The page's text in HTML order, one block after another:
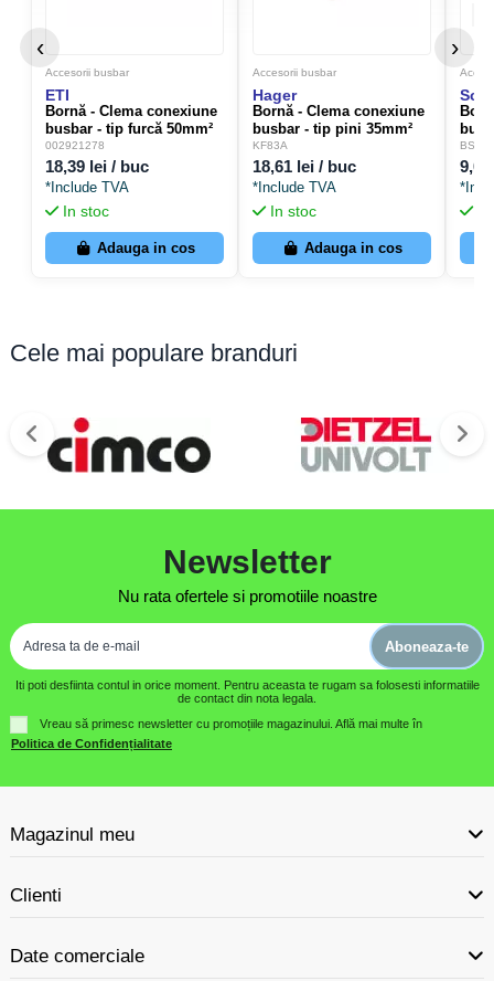
‹
Accesorii busbar
ETI
Bornă - Clema conexiune
busbar - tip furcă 50mm²
ETI 002921278
002921278
18,39 lei / buc
*Include TVA
In stoc
Adauga in cos
Accesorii busbar
Hager
Bornă - Clema conexiune
busbar - tip pini 35mm²
Hager KF83A
KF83A
18,61 lei / buc
*Include TVA
In stoc
Adauga in cos
In
›
Cele mai populare branduri
Newsletter
Nu rata ofertele si promotiile noastre
Aboneaza-te
Iti poti desfiinta contul in orice moment. Pentru aceasta te rugam sa folosesti informatiile
de contact din nota legala.
Vreau să primesc newsletter cu promoțiile magazinului. Află mai multe în
Politica de Confidențialitate
Magazinul meu
Clienti
Date comerciale